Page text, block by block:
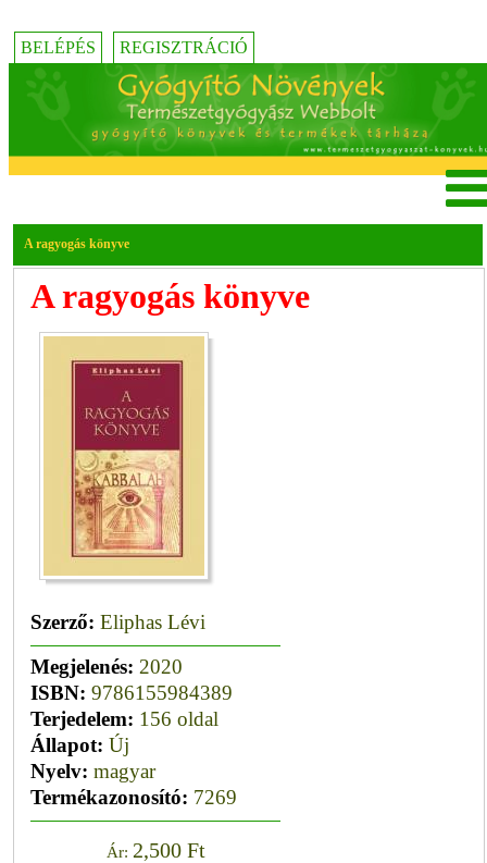
BELÉPÉS REGISZTRÁCIÓ
A ragyogás könyve
A ragyogás könyve
Szerző: Eliphas Lévi
Megjelenés: 2020
ISBN: 9786155984389
Terjedelem: 156 oldal
Állapot: Új
Nyelv: magyar
Termékazonosító: 7269
Ár: 2,500 Ft